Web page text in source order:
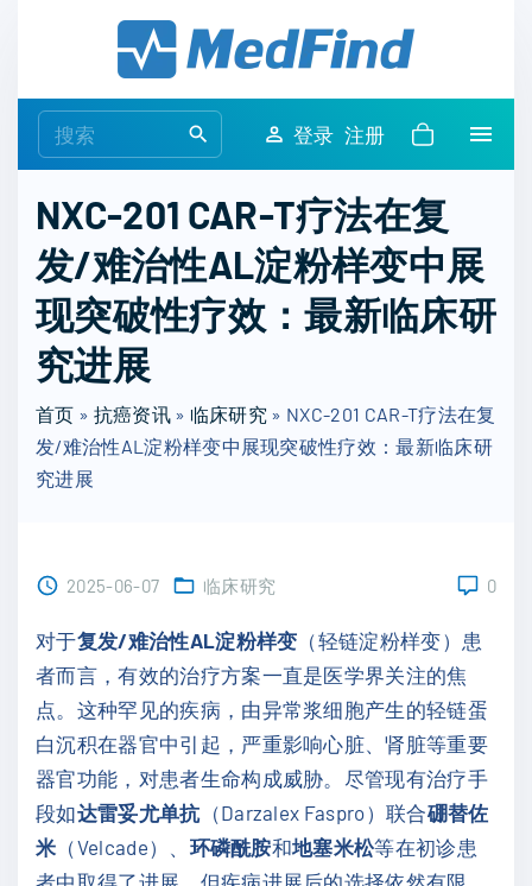
e
r
c
h
f
:
登录 注册
NXC-201 CAR-T疗法在复
发/难治性AL淀粉样变中展
现突破性疗效：最新临床研
究进展
首页 » 抗癌资讯» 临床研究 » NXC-201 CAR-T疗法在复
发/难治性AL淀粉样变中展现突破性疗效：最新临床研
究进展
2025-06-07 临床研究 0
对于复发/难治性AL淀粉样变 （轻链淀粉样变）患
者而言，有效的治疗方案一直是医学界关注的焦
点。这种罕见的疾病，由异常浆细胞产生的轻链蛋
白沉积在器官中引起，严重影响心脏、肾脏等重要
器官功能，对患者生命构成威胁。尽管现有治疗手
段如达雷妥尤单抗（Darzalex Faspro）联合硼替佐
米 （Velcade）、 环磷酰胺和地塞米松等在初诊患
者中取得了进展，但疾病进展后的选择依然有限。